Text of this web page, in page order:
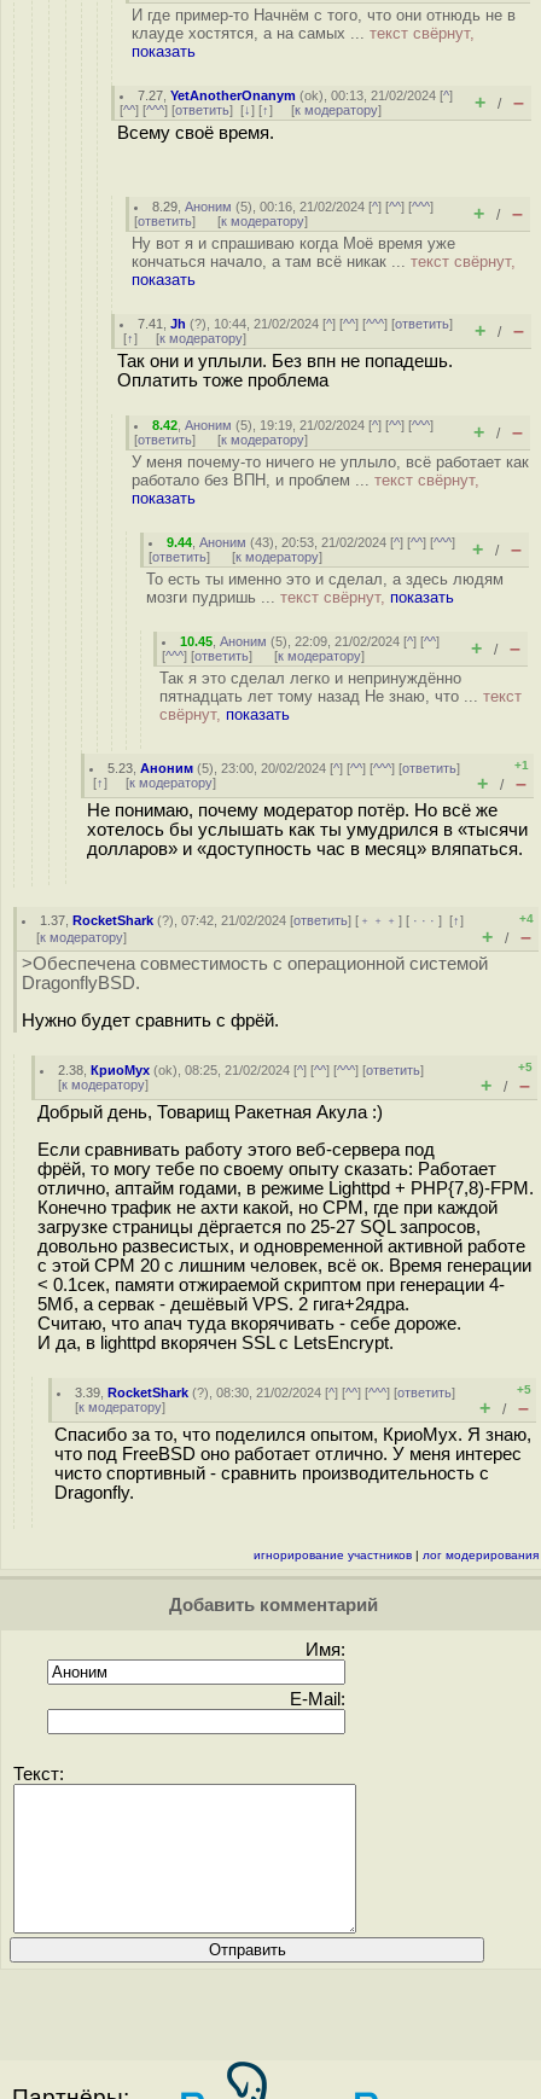
И где пример-то Начнём с того, что они отнюдь не в
клауде хостятся, а на самых ... текст свёрнут,
показать
7.27 ,YetAnotherOnanym (ok), 00:13, 21/02/2024 [^]
[^^] [^^^] [ответить] [↓] [↑] [к модератору] + / –
Всему своё время.
8.29 ,Аноним (5), 00:16, 21/02/2024 [^] [^^] [^^^]
[ответить] [к модератору] + / –
Ну вот я и спрашиваю когда Моё время уже
кончаться начало, а там всё никак ... текст свёрнут,
показать
7.41 ,Jh (?), 10:44, 21/02/2024 [^] [^^] [^^^] [ответить]
[↑] [к модератору] + / –
Так они и уплыли. Без впн не попадешь.
Оплатить тоже проблема
8.42 ,Аноним (5), 19:19, 21/02/2024 [^] [^^] [^^^]
[ответить] [к модератору] + / –
У меня почему-то ничего не уплыло, всё работает как
работало без ВПН, и проблем ... текст свёрнут,
показать
9.44 ,Аноним (43), 20:53, 21/02/2024 [^] [^^] [^^^]
[ответить] [к модератору] + / –
То есть ты именно это и сделал, а здесь людям
мозги пудришь ... текст свёрнут, показать
10.45 ,Аноним (5), 22:09, 21/02/2024 [^] [^^]
[^^^] [ответить] [к модератору] + / –
Так я это сделал легко и непринуждённо
пятнадцать лет тому назад Не знаю, что ... текст
свёрнут, показать
5.23 ,Аноним (5), 23:00, 20/02/2024 [^] [^^] [^^^] [ответить]
[↑] [к модератору]
+1
+ / –
Не понимаю, почему модератор потёр. Но всё же
хотелось бы услышать как ты умудрился в «тысячи
долларов» и «доступность час в месяц» вляпаться.
1.37 ,RocketShark (?), 07:42, 21/02/2024 [ответить] [ ﹢﹢﹢] [ · · ·][↑]
[к модератору]
+4
+ / –
>Обеспечена совместимость с операционной системой
DragonflyBSD.
Нужно будет сравнить с фрёй.
2.38 ,КриоМух (ok), 08:25, 21/02/2024 [^] [^^] [^^^] [ответить]
[к модератору]
+5
+ / –
Добрый день, Товарищ Ракетная Акула :)
Если сравнивать работу этого веб-сервера под
фрёй, то могу тебе по своему опыту сказать: Работает
отлично, аптайм годами, в режиме Lighttpd + PHP{7,8)-FPM.
Конечно трафик не ахти какой, но СРМ, где при каждой
загрузке страницы дёргается по 25-27 SQL запросов,
довольно развесистых, и одновременной активной работе
с этой СРМ 20 с лишним человек, всё ок. Время генерации
< 0.1сек, памяти отжираемой скриптом при генерации 4-
5Мб, а сервак - дешёвый VPS. 2 гига+2ядра.
Считаю, что апач туда вкорячивать - себе дороже.
И да, в lighttpd вкорячен SSL с LetsEncrypt.
3.39 ,RocketShark (?), 08:30, 21/02/2024 [^] [^^] [^^^] [ответить]
[к модератору]
+5
+ / –
Спасибо за то, что поделился опытом, КриоМух. Я знаю,
что под FreeBSD оно работает отлично. У меня интерес
чисто спортивный - сравнить производительность с
Dragonfly.
игнорирование участников | лог модерирования
Добавить комментарий
Имя:
E-Mail:
Текст: